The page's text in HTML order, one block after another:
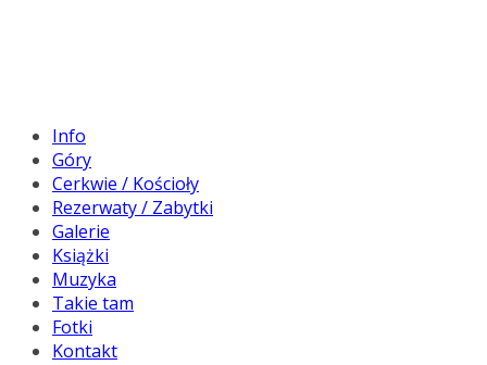
Info
Góry
Cerkwie / Kościoły
Rezerwaty / Zabytki
Galerie
Książki
Muzyka
Takie tam
Fotki
Kontakt